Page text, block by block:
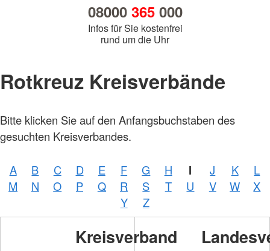
08000 365000
Infos für Sie kostenfrei
rund um die Uhr
Rotkreuz Kreisverbände
Bitte klicken Sie auf den Anfangsbuchstaben des
gesuchten Kreisverbandes.
A B C D E F G H I J K
L
M
N O P Q R S T U V W
X
Y
Z
Kreisverband